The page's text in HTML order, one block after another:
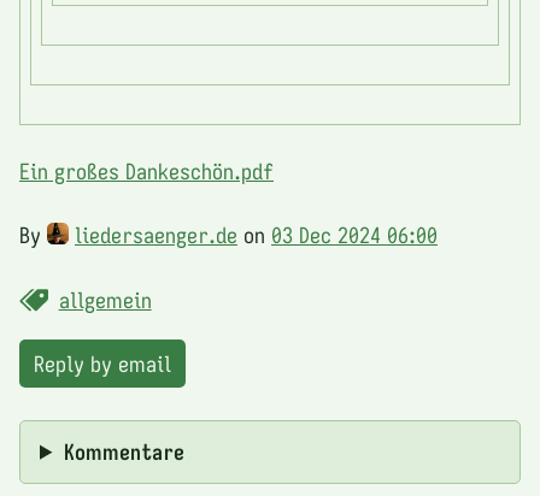
Ein großes Dankeschön.pdf
By liedersaenger.de on 03 Dec 2024 06:00
allgemein
Reply by email
Kommentare